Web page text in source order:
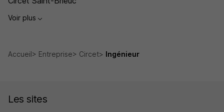
Voir plus
Accueil Entreprise Circet Ingénieur
Les sites